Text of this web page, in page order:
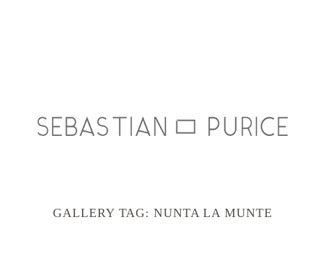
GALLERY TAG:NUNTA LA MUNTE